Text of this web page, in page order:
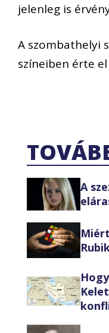
jelenleg is
A szombathelyi
színeiben érte
A